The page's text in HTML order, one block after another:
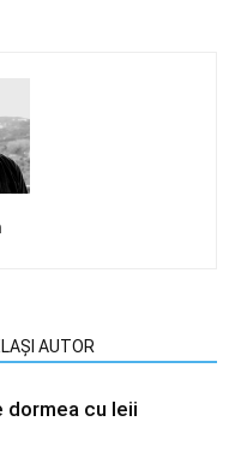
AUTOR
dormea cu leii